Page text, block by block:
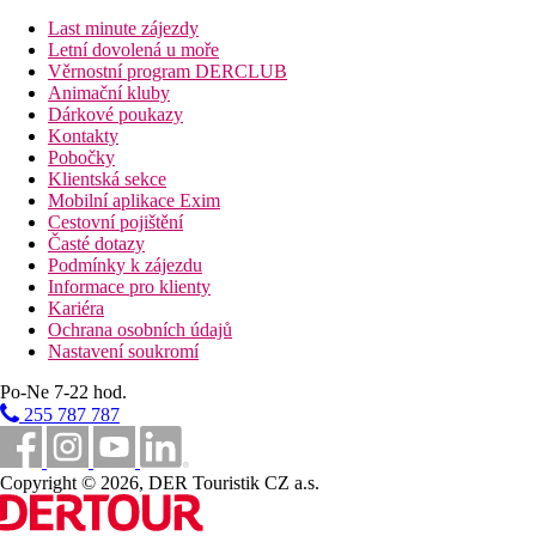
700 m
Vzdálenost k pláži
4 km
Turistické centrum
25 km
Golfové hřiště
60 km
Vzdálenost od nejbližšího letiště
8 km
Centrum města
800 m
Nákupy
Pláž
Lehátka na pláži za poplatek
Slunečníky na pláži za poplatek
Plážová dovolená
Last minute zájezdy
Letní dovolená u moře
Věrnostní program DERCLUB
Animační kluby
Dárkové poukazy
Kontakty
Pobočky
Klientská sekce
Mobilní aplikace Exim
Cestovní pojištění
Časté dotazy
Podmínky k zájezdu
Informace pro klienty
Kariéra
Ochrana osobních údajů
Nastavení soukromí
Po-Ne 7-22 hod.
255 787 787
Copyright © 2026, DER Touristik CZ a.s.